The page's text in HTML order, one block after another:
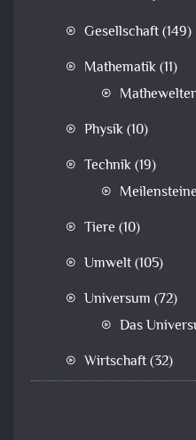
Gesellschaft(149)
Mathematik(11)
Physik(10)
Technik(19)
Tiere (10)
Umwelt(105)
Universum (72)
Das
Wirtschaft(32)